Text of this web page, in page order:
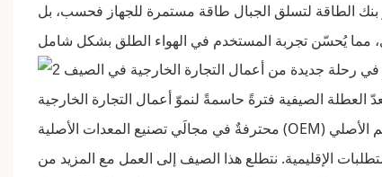
الطاقة لتسلق الجبال طاقة مستمرة للجهاز فحسب، بل
محترفةٌ في مجالَي تصنيع المعدات الأصلية (OEM) وتصنيع التصميم الأصلي (ODM)، بخبرةٍ تمتدّ لـ 14 عامًا وخدماتٍ احترافية، تتعاون بشكلٍ
وفقًا للمتطلبات الإقليمية. نتطلع هذا الصيف إلى العمل مع المزيد من